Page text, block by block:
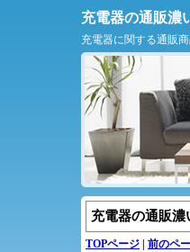
充電器の通販濃
充電器に関する通販
充電器の通販濃
TOPページ 前のペ